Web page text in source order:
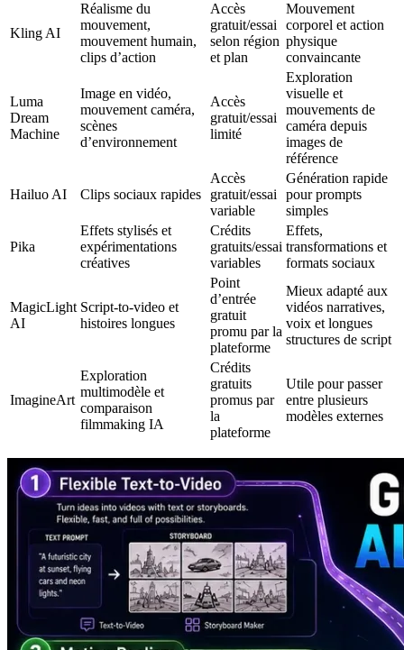
Kling AI
Réalisme du
mouvement,
mouvement humain,
clips d’action
Accès
gratuit/essai
selon région
et plan
Mouvement
corporel et action
physique
convaincante
Luma
Dream
Machine
Image en vidéo,
mouvement caméra,
scènes
d’environnement
Accès
gratuit/essai
limité
Exploration
visuelle et
mouvements de
caméra depuis
images de
référence
Hailuo AI Clips sociaux rapides
Accès
gratuit/essai
variable
Génération rapide
pour prompts
simples
Pika
Effets stylisés et
expérimentations
créatives
Crédits
gratuits/essai
variables
Effets,
transformations et
formats sociaux
MagicLight
AI
Script-to-video et
histoires longues
Point
d’entrée
gratuit
promu par la
plateforme
Mieux adapté aux
vidéos narratives,
voix et longues
structures de script
ImagineArt
Exploration
multimodèle et
comparaison
filmmaking IA
Crédits
gratuits
promus par
la
plateforme
Utile pour passer
entre plusieurs
modèles externes